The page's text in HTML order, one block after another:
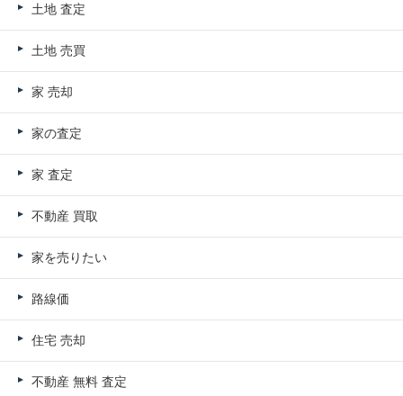
土地 査定
土地 売買
家 売却
家の査定
家 査定
不動産 買取
家を売りたい
路線価
住宅 売却
不動産 無料 査定